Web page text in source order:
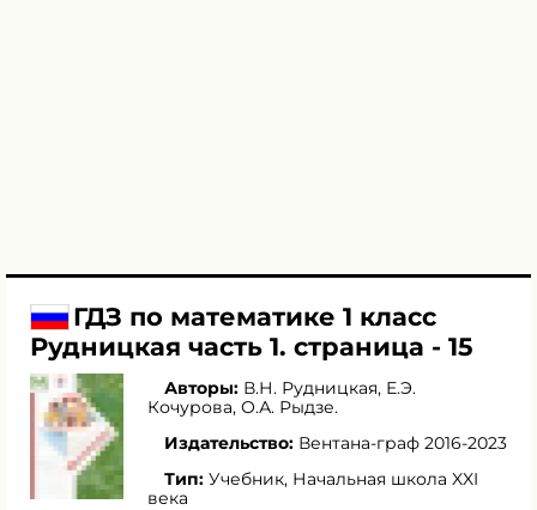
ГДЗ по математике 1 класс
Рудницкая часть 1. страница - 15
Авторы: В.Н. Рудницкая, Е.Э.
Кочурова, О.А. Рыдзе.
Издательство: Вентана-граф 2016-2023
Тип: Учебник, Начальная школа XXI
века